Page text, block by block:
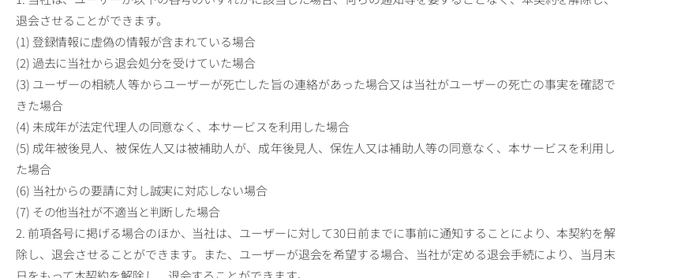
退会させることができます。
(1) 登録情報に虚偽の情報が含まれている場合
(2) 過去に当社から退会処分を受けていた場合
(3) ユーザーの相続人等からユーザーが死亡した旨の連絡があった場合又は当社がユーザーの死亡の事実を確認で
きた場合
(4) 未成年が法定代理人の同意なく、本サービスを利用した場合
(5) 成年被後見人、被保佐人又は被補助人が、成年後見人、保佐人又は補助人等の同意なく、本サービスを利用し
た場合
(6) 当社からの要請に対し誠実に対応しない場合
(7) その他当社が不適当と判断した場合
2. 前項各号に掲げる場合のほか、当社は、ユーザーに対して30日前までに事前に通知することにより、本契約を解
除し、退会させることができます。また、ユーザーが退会を希望する場合、当社が定める退会手続により、当月末